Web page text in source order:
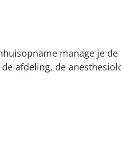
manage je
afdeling, de